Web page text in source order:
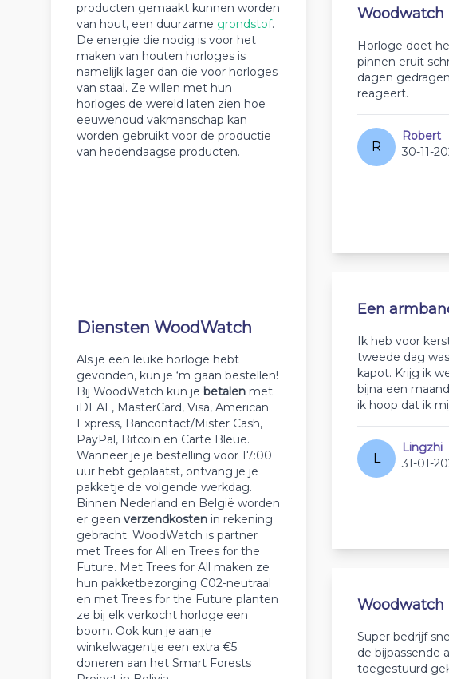
producten gemaakt kunnen worden
van hout, een duurzame grondstof.
De energie die nodig is voor het
maken van houten horloges is
namelijk lager dan die voor horloges
van staal. Ze willen met hun
horloges de wereld laten zien hoe
eeuwenoud vakmanschap kan
worden gebruikt voor de productie
van hedendaagse producten.
Diensten WoodWatch
Als je een leuke horloge hebt
gevonden, kun je ‘m gaan bestellen!
Bij WoodWatch kun je betalen met
iDEAL, MasterCard, Visa, American
Express, Bancontact/Mister Cash,
PayPal, Bitcoin en Carte Bleue.
Wanneer je je bestelling voor 17:00
uur hebt geplaatst, ontvang je je
pakketje de volgende werkdag.
Binnen Nederland en België worden
er geen verzendkosten in rekening
gebracht. WoodWatch is partner
met Trees for All en Trees for the
Future. Met Trees for All maken ze
hun pakketbezorging C02-neutraal
en met Trees for the Future planten
ze bij elk verkocht horloge een
boom. Ook kun je aan je
winkelwagentje een extra €5
doneren aan het Smart Forests
Woodwatch
Horloge doet
pinnen eruit
dagen
reageert.
R
Robert
30-11-
Een
Ik heb voor
tweede dag
kapot. Krijg ik
bijna een
ik hoop dat ik
L
Lingzhi
31-01-
Woodwatch
Super bedrijf
de bijpassende
toegestuurd